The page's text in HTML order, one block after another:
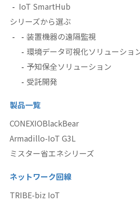
IoT SmartHub
シリーズから選ぶ
装置機器の遠隔監視
環境データ可視化ソリューショ
予知保全ソリューション
受託開発
製品一覧
CONEXIOBlackBear
Armadillo-IoT G3L
ミスター省エネシリーズ
ネットワーク回線
TRIBE-biz IoT